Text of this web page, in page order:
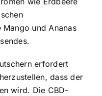
und Ananas
erfordert
dass der
wird. Die CBD-